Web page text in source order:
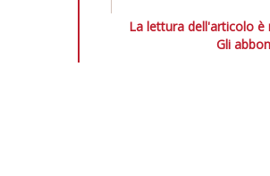
La lettura dell'articolo è
Gli